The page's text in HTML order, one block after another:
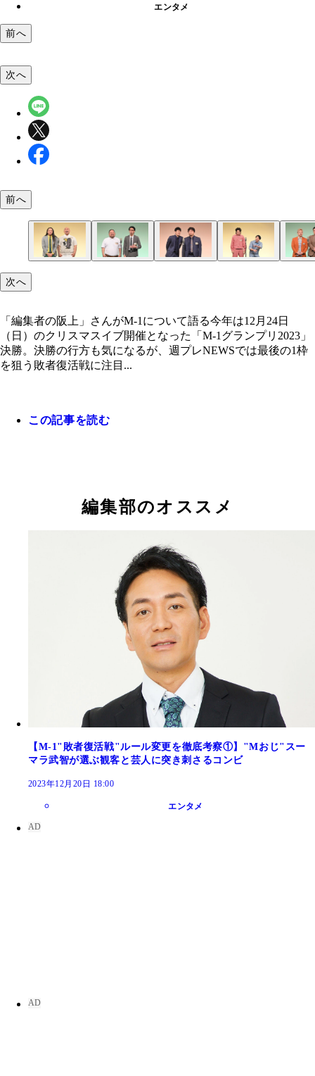
エンタメ
前へ
次へ
前へ
次へ
「編集者の阪上」さんがM-1について語る今年は12月24日
（日）のクリスマスイブ開催となった「M-1グランプリ2023」
決勝。決勝の行方も気になるが、週プレNEWSでは最後の1枠
を狙う敗者復活戦に注目...
この記事を読む
編集部のオススメ
【M-1"敗者復活戦"ルール変更を徹底考察①】"Mおじ"スー
マラ武智が選ぶ観客と芸人に突き刺さるコンビ
2023年12月20日 18:00
エンタメ